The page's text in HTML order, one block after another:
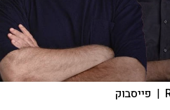
| פייסבוק